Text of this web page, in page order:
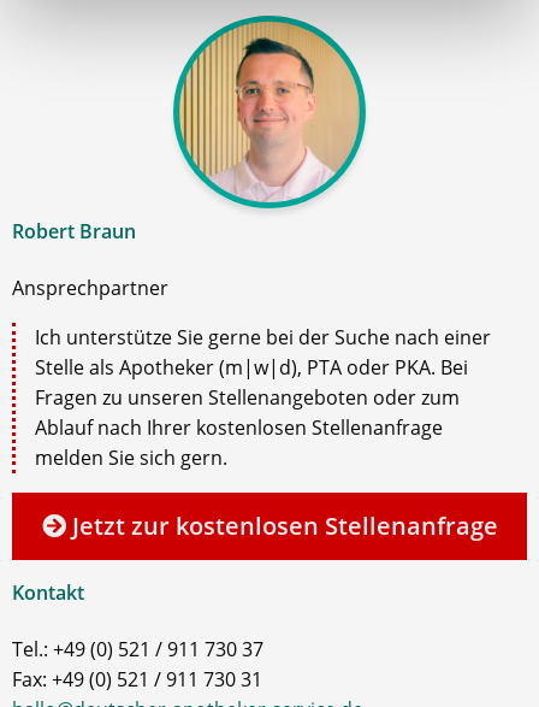
Robert Braun
Ansprechpartner
Ich unterstütze Sie gerne bei der Suche nach einer
Stelle als Apotheker (m|w|d), PTA oder PKA. Bei
Fragen zu unseren Stellenangeboten oder zum
Ablauf nach Ihrer kostenlosen Stellenanfrage
melden Sie sich gern.
Jetzt zur kostenlosen Stellenanfrage
Kontakt
Tel.: +49 (0) 521 / 911 730 37
Fax: +49 (0) 521 / 911 730 31